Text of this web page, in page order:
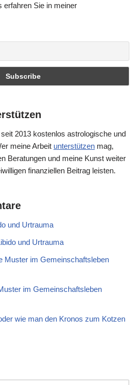
erfahren Sie in meiner
2013 kostenlos astrologische und
meine Arbeit unterstützen mag,
Beratungen und meine Kunst weiter
finanziellen Beitrag leisten.
und Urtrauma
und Urtrauma
Muster im Gemeinschaftsleben
im Gemeinschaftsleben
wie man den Kronos zum Kotzen